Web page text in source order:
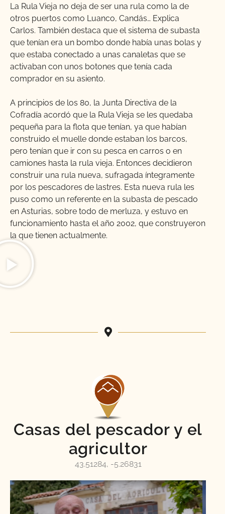
La Rula Vieja no deja de ser una rula como la de
otros puertos como Luanco, Candás… Explica
Carlos. También destaca que el sistema de subasta
que tenían era un bombo donde había unas bolas y
que estaba conectado a unas canaletas que se
activaban con unos botones que tenía cada
comprador en su asiento.
A principios de los 80, la Junta Directiva de la
Cofradía acordó que la Rula Vieja se les quedaba
pequeña para la flota que tenían, ya que habían
construido el muelle donde estaban los barcos,
pero tenían que ir con su pesca en carros o en
camiones hasta la rula vieja. Entonces decidieron
construir una rula nueva, sufragada íntegramente
por los pescadores de lastres. Esta nueva rula les
puso como un referente en la subasta de pescado
en Asturias, sobre todo de merluza, y estuvo en
funcionamiento hasta el año 2002, que construyeron
la que tienen actualmente.
Casas del pescador y el
agricultor
43.51284, -5.26831